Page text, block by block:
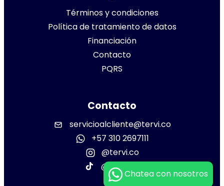
Términos y condiciones
Política de tratamiento de datos
Financiación
Contacto
PQRS
Contacto
servicioalcliente@tervi.co
+57 310 2697111
@tervi.co
@tervi.co
Chatea con nosotros